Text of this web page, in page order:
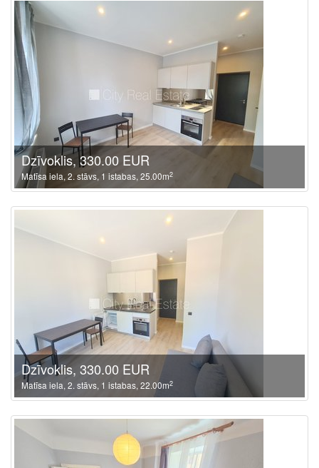
Dzīvoklis, 330.00 EUR
Matīsa iela, 2. stāvs, 1 istabas, 25.00m2
Dzīvoklis, 330.00 EUR
Matīsa iela, 2. stāvs, 1 istabas, 22.00m2